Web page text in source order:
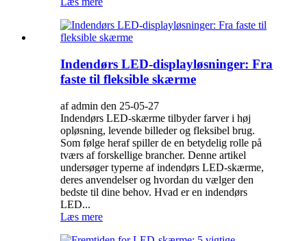
Indendørs LED-displayløsninger: Fra
faste til fleksible skærme
af admin den 25-05-27
Indendørs LED-skærme tilbyder farver i høj
opløsning, levende billeder og fleksibel brug.
Som følge heraf spiller de en betydelig rolle på
tværs af forskellige brancher. Denne artikel
undersøger typerne af indendørs LED-skærme,
deres anvendelser og hvordan du vælger den
bedste til dine behov. Hvad er en indendørs
LED...
Læs mere